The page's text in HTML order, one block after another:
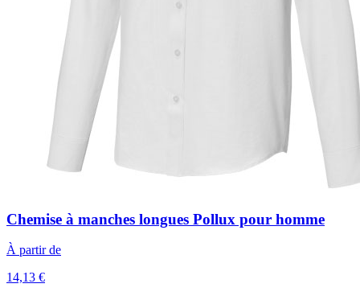
Chemise à manches longues Pollux pour homme
À partir de
14,13 €